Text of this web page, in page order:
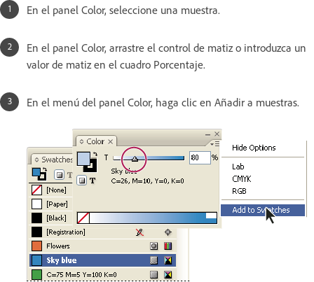
En el panel Color, seleccione una muestra.
En el panel Color, arrastre el control de matiz o introduzca un
valor de matiz en el cuadro Porcentaje.
En el menú del panel Color, haga clic en Añadir a muestras.